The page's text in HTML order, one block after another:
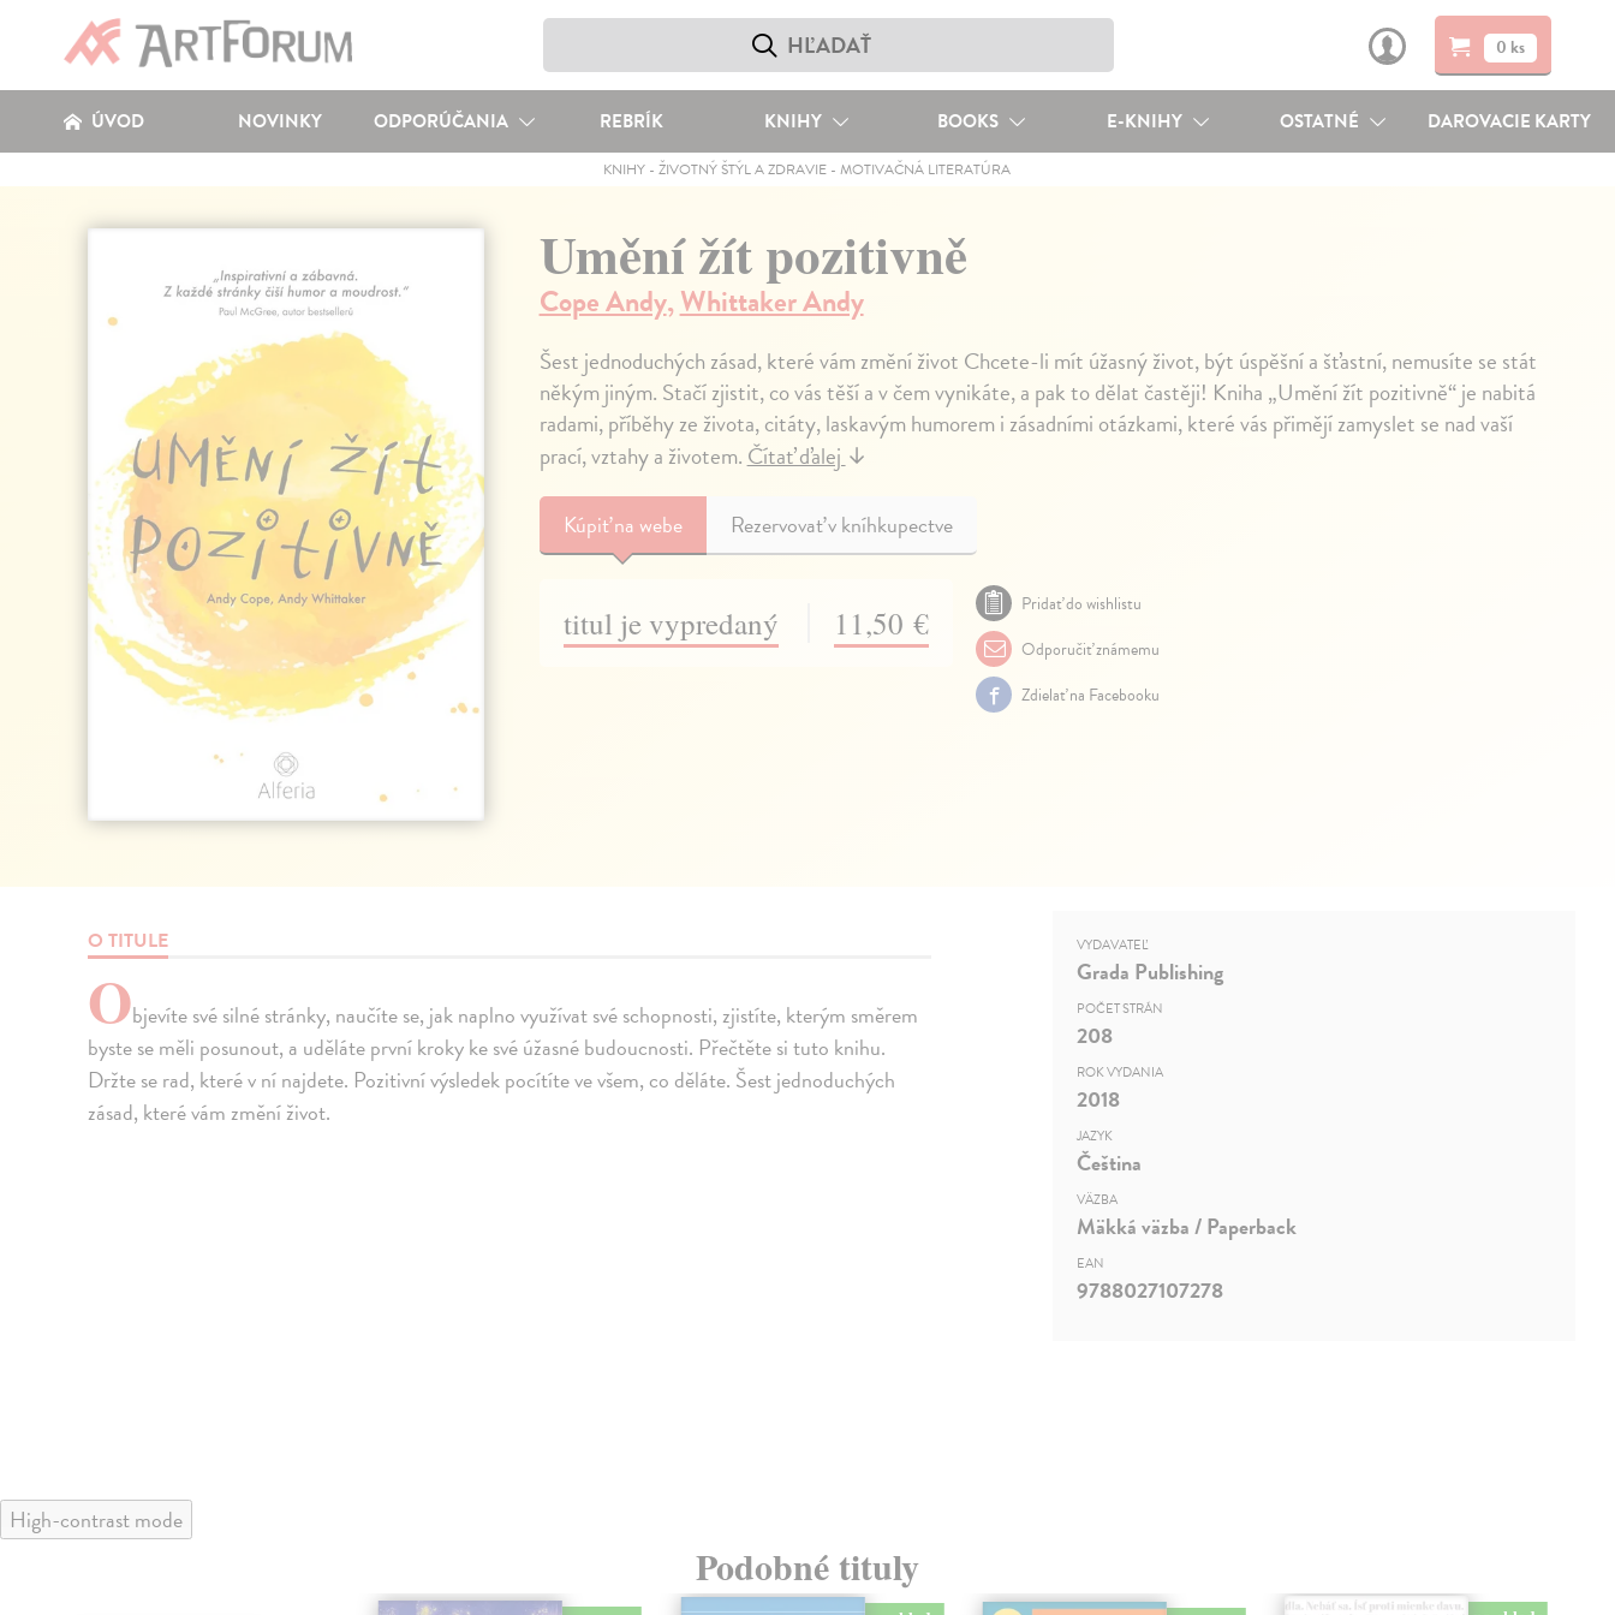
0 ks
ÚVOD NOVINKY ODPORÚČANIA REBRÍK KNIHY BOOKS E-KNIHY OSTATNÉ DAROVACIE KARTY
KNIHY -ŽIVOTNÝ ŠTÝL A ZDRAVIE -MOTIVAČNÁ LITERATÚRA
Umění žít pozitivně
Cope Andy,Whittaker Andy
Šest jednoduchých zásad, které vám změní život Chcete-li mít úžasný život, být úspěšní a šťastní, nemusíte se stát
někým jiným. Stačí zjistit, co vás těší a v čem vynikáte, a pak to dělat častěji! Kniha „Umění žít pozitivně“ je nabitá
radami, příběhy ze života, citáty, laskavým humorem i zásadními otázkami, které vás přimějí zamyslet se nad vaší
prací, vztahy a životem.Čítať ďalej↓
Kúpiťna webe Rezervovať v kníhkupectve
titul je vypredaný 11,50 €
Pridať do wishlistu
Odporučiť známemu
Zdielať na Facebooku
O TITULE
Objevíte své silné stránky, naučíte se, jak naplno využívat své schopnosti, zjistíte, kterým směrem
byste se měli posunout, a uděláte první kroky ke své úžasné budoucnosti. Přečtěte si tuto knihu.
Držte se rad, které v ní najdete. Pozitivní výsledek pocítíte ve všem, co děláte. Šest jednoduchých
zásad, které vám změní život.
VYDAVATEĽ
Grada Publishing
POČET STRÁN
208
ROK VYDANIA
2018
JAZYK
Čeština
VÄZBA
Mäkká väzba / Paperback
EAN
9788027107278
High-contrast mode
Podobné tituly